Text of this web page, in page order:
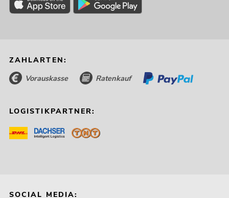
ZAHLARTEN:
Vorauskasse Ratenkauf
LOGISTIKPARTNER:
SOCIAL MEDIA: